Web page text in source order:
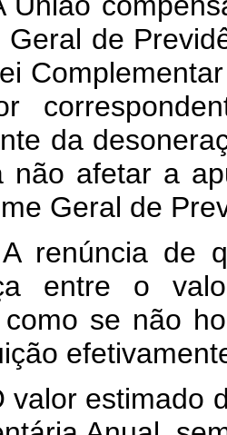
Geral de
da
não afetar a
Geral de
renúncia de
entre o
como se não
estimado